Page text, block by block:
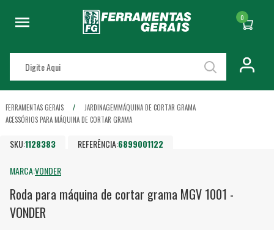
0
FERRAMENTAS GERAIS JARDINAGEMMÁQUINA DE CORTAR GRAMA
ACESSÓRIOS PARA MÁQUINA DE CORTAR GRAMA
SKU:1128383 REFERÊNCIA:6899001122
MARCA:VONDER
Roda para máquina de cortar grama MGV 1001 -
VONDER